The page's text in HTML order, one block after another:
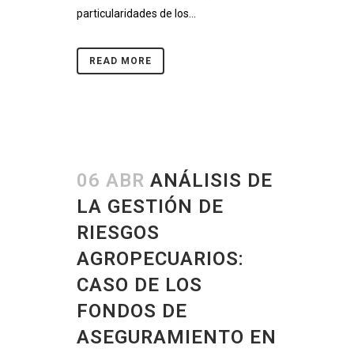
particularidades de los...
READ MORE
06 ABR ANÁLISIS DE
LA GESTIÓN DE
RIESGOS
AGROPECUARIOS:
CASO DE LOS
FONDOS DE
ASEGURAMIENTO EN